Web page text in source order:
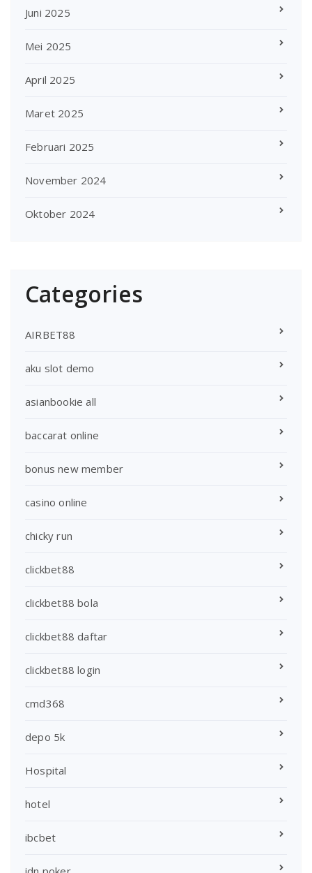
Juni 2025
Mei 2025
April 2025
Maret 2025
Februari 2025
November 2024
Oktober 2024
Categories
AIRBET88
aku slot demo
asianbookie all
baccarat online
bonus new member
casino online
chicky run
clickbet88
clickbet88 bola
clickbet88 daftar
clickbet88 login
cmd368
depo 5k
Hospital
hotel
ibcbet